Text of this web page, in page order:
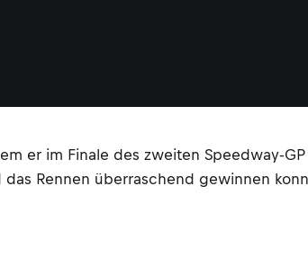
er im Finale des zweiten Speedway-
Rennen überraschend gewinnen